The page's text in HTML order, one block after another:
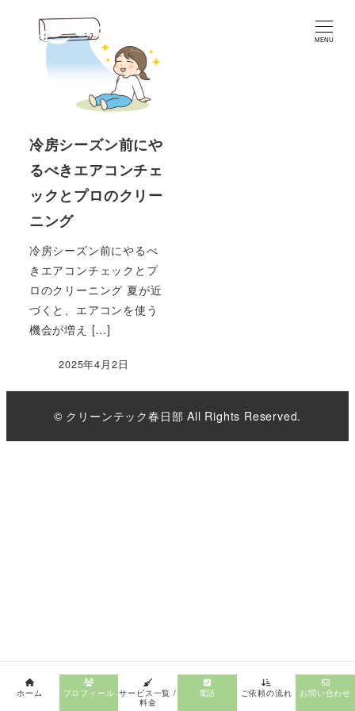
MENU
冷房シーズン前にや
るべきエアコンチェ
ックとプロのクリー
ニング
冷房シーズン前にやるべ
きエアコンチェックとプ
ロのクリーニング 夏が近
づくと、エアコンを使う
機会が増え […]
2025年4月2日
© クリーンテック春日部 All Rights Reserved.
ホーム プロフィール サービス一覧 /
料金
電話 ご依頼の流れ お問い合わせ